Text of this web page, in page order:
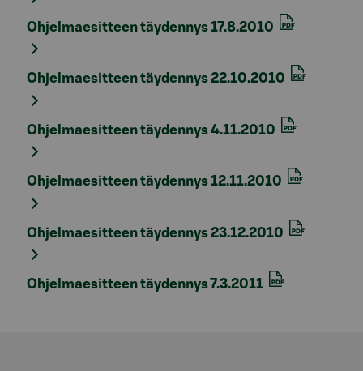
Ohjelmaesitteen täydennys 17.8.2010
Ohjelmaesitteen täydennys 22.10.2010
Ohjelmaesitteen täydennys 4.11.2010
Ohjelmaesitteen täydennys 12.11.2010
Ohjelmaesitteen täydennys 23.12.2010
Ohjelmaesitteen täydennys 7.3.2011